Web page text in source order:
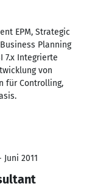
EPM, Strategic
Planning
7.x Integrierte
von
für Controlling,
2011